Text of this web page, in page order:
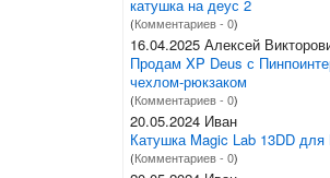
катушка на деус 2
(Комментариев - 0)
16.04.2025 Алексей
Продам XP Deus с
чехлом-рюкзаком
(Комментариев - 0)
20.05.2024 Иван
Катушка Magic Lab 13DD
(Комментариев - 0)